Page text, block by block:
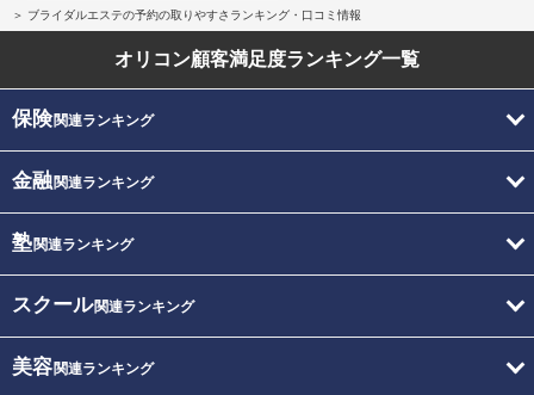
ブライダルエステの予約の取りやすさランキング・口コミ情報
オリコン顧客満足度ランキング一覧
保険関連ランキング
金融関連ランキング
塾関連ランキング
スクール関連ランキング
美容関連ランキング